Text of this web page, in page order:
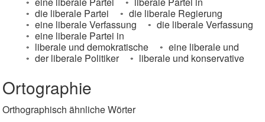
die liberale Partei
die liberale Regierung
eine liberale Verfassung
die liberale Verfassung
eine liberale Partei in
liberale und demokratische
eine liberale und
der liberale Politiker
liberale und konservative
Ortographie
Orthographisch ähnliche Wörter